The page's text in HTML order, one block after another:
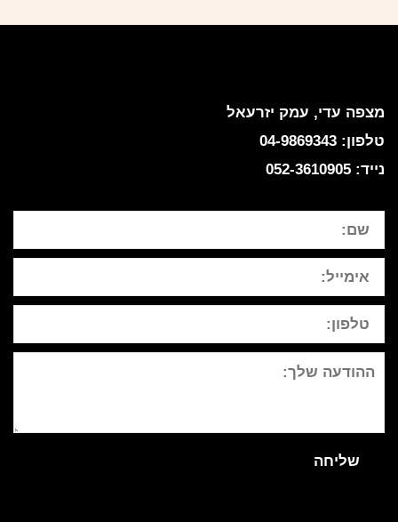
מצפה עדי, עמק יזרעאל
טלפון: 04-9869343
נייד: 052-3610905
שם
אימייל
טלפון:
ההודעה
שלך
שליחה